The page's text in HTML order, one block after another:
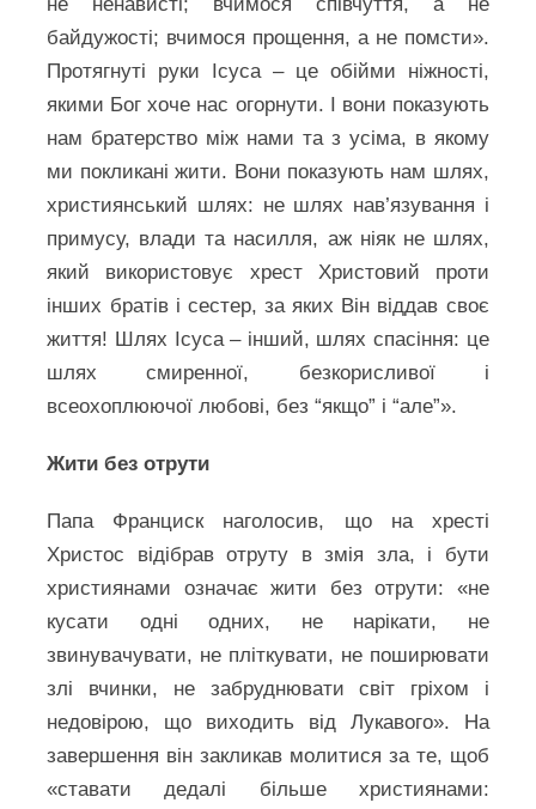
байдужості; вчимося прощення, а не помсти».
Протягнуті руки Ісуса – це обійми ніжності,
якими Бог хоче нас огорнути. І вони показують
нам братерство між нами та з усіма, в якому
ми покликані жити. Вони показують нам шлях,
християнський шлях: не шлях нав’язування і
примусу, влади та насилля, аж ніяк не шлях,
який використовує хрест Христовий проти
інших братів і сестер, за яких Він віддав своє
життя! Шлях Ісуса – інший, шлях спасіння: це
шлях смиренної, безкорисливої і
всеохоплюючої любові, без “якщо” і “але”».
Жити без отрути
Папа Франциск наголосив, що на хресті
Христос відібрав отруту в змія зла, і бути
християнами означає жити без отрути: «не
кусати одні одних, не нарікати, не
звинувачувати, не пліткувати, не поширювати
злі вчинки, не забруднювати світ гріхом і
недовірою, що виходить від Лукавого». На
завершення він закликав молитися за те, щоб
«ставати дедалі більше християнами: